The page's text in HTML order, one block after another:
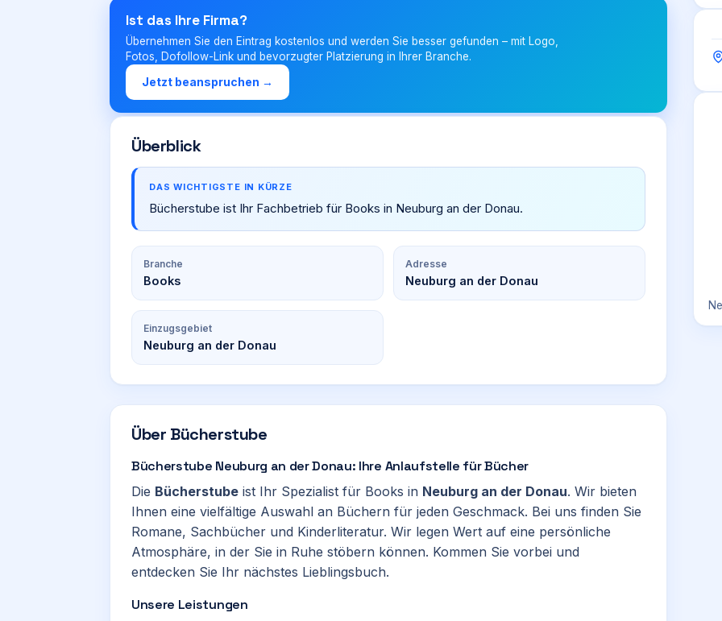
Ist das Ihre Firma?
Übernehmen Sie den Eintrag kostenlos und werden Sie besser gefunden – mit Logo,
Fotos, Dofollow-Link und bevorzugter Platzierung in Ihrer Branche.
Jetzt beanspruchen →
Überblick
DAS WICHTIGSTE IN KÜRZE
Bücherstube ist Ihr Fachbetrieb für Books in Neuburg an der Donau.
Branche
Books
Adresse
Neuburg an der Donau
Einzugsgebiet
Neuburg an der Donau
Über Bücherstube
Bücherstube Neuburg an der Donau: Ihre Anlaufstelle für Bücher
Die Bücherstube ist Ihr Spezialist für Books in Neuburg an der Donau. Wir bieten
Ihnen eine vielfältige Auswahl an Büchern für jeden Geschmack. Bei uns finden Sie
Romane, Sachbücher und Kinderliteratur. Wir legen Wert auf eine persönliche
Atmosphäre, in der Sie in Ruhe stöbern können. Kommen Sie vorbei und
entdecken Sie Ihr nächstes Lieblingsbuch.
Unsere Leistungen